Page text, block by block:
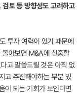
토 등 방향성도 고려하고
투자 여력이 있기 때문에
돌아보면 M&A에 신중할
고 말씀드릴 것은 아직 없
고 추진해야하는 부분 있
이 되는 기회가 보인다면